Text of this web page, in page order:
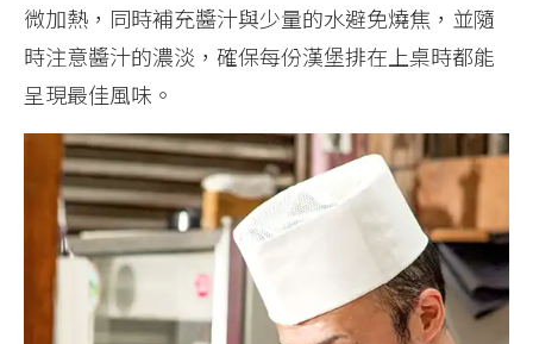
微加熱，同時補充醬汁與少量的水避免燒焦，並隨
時注意醬汁的濃淡，確保每份漢堡排在上桌時都能
呈現最佳風味。